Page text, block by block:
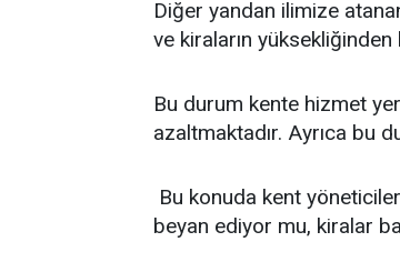
Diğer yandan ilimize
ve kiraların
Bu durum kente hizmet
azaltmaktadır. Ayrıca bu
Bu konuda kent
beyan ediyor mu, kiralar